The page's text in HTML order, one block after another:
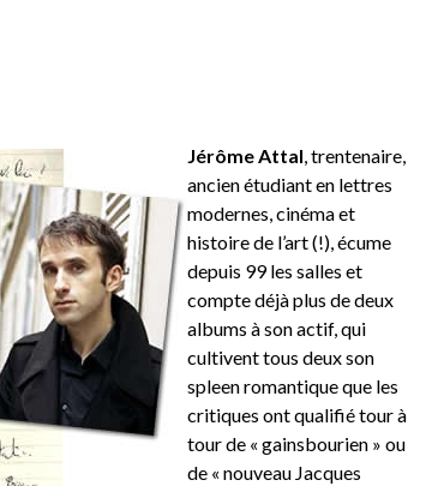
Jérôme Attal, trentenaire,
ancien étudiant en lettres
modernes, cinéma et
histoire de l’art (!), écume
depuis 99 les salles et
compte déjà plus de deux
albums à son actif, qui
cultivent tous deux son
spleen romantique que les
critiques ont qualifié tour à
tour de « gainsbourien » ou
de « nouveau Jacques